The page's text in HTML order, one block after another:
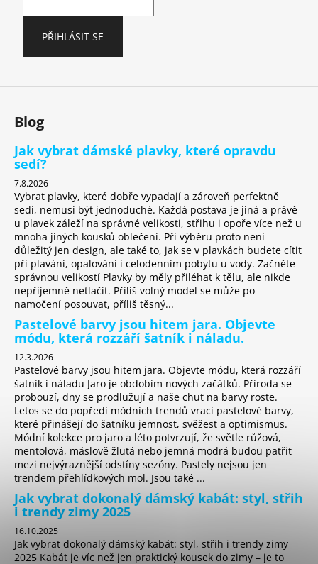
PŘIHLÁSIT SE
Blog
Jak vybrat dámské plavky, které opravdu
sedí?
7.8.2026
Vybrat plavky, které dobře vypadají a zároveň perfektně
sedí, nemusí být jednoduché. Každá postava je jiná a právě
u plavek záleží na správné velikosti, střihu i opoře více než u
mnoha jiných kousků oblečení. Při výběru proto není
důležitý jen design, ale také to, jak se v plavkách budete cítit
při plavání, opalování i celodenním pobytu u vody. Začněte
správnou velikostí Plavky by měly přiléhat k tělu, ale nikde
nepříjemně netlačit. Příliš volný model se může po
namočení posouvat, příliš těsný...
Pastelové barvy jsou hitem jara. Objevte
módu, která rozzáří šatník i náladu.
12.3.2026
Pastelové barvy jsou hitem jara. Objevte módu, která rozzáří
šatník i náladu Jaro je obdobím nových začátků. Příroda se
probouzí, dny se prodlužují a naše chuť na barvy roste.
Letos se do popředí módních trendů vrací pastelové barvy,
které přinášejí do šatníku jemnost, svěžest a optimismus.
Módní kolekce pro jaro a léto potvrzují, že světle růžová,
mentolová, máslově žlutá nebo jemná modrá budou patřit
mezi nejvýraznější odstíny sezóny. Pastely nejsou jen
trendem přehlídkových mol. Jsou také ...
Jak vybrat dokonalý dámský kabát: styl, střih
i trendy zimy 2025
16.10.2025
Jak vybrat dokonalý dámský kabát: styl, střih i trendy zimy
2025 Kabát je víc než jen praktický kousek do zimy – je to